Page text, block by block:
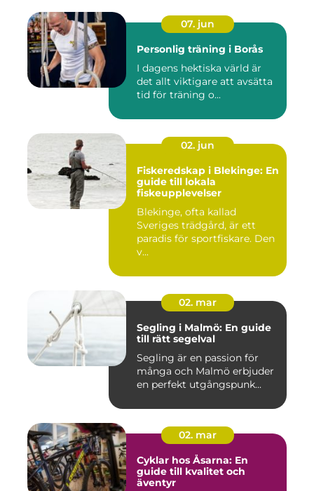
07. jun
Personlig träning i Borås
I dagens hektiska värld är
det allt viktigare att avsätta
tid för träning o...
02. jun
Fiskeredskap i Blekinge: En
guide till lokala
fiskeupplevelser
Blekinge, ofta kallad
Sveriges trädgård, är ett
paradis för sportfiskare. Den
v...
02. mar
Segling i Malmö: En guide
till rätt segelval
Segling är en passion för
många och Malmö erbjuder
en perfekt utgångspunk...
02. mar
Cyklar hos Åsarna: En
guide till kvalitet och
äventyr